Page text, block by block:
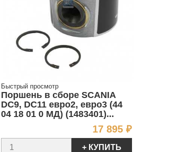
Быстрый просмотр
Поршень в сборе SCANIA
DC9, DC11 евро2, евро3 (44
04 18 01 0 МД) (1483401)...
17 895 ₽Цена
+ КУПИТЬ